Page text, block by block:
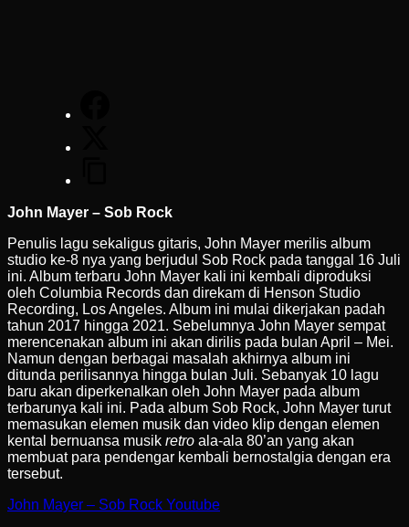
John Mayer – Sob Rock
Penulis lagu sekaligus gitaris, John Mayer merilis album
studio ke-8 nya yang berjudul Sob Rock pada tanggal 16 Juli
ini. Album terbaru John Mayer kali ini kembali diproduksi
oleh Columbia Records dan direkam di Henson Studio
Recording, Los Angeles. Album ini mulai dikerjakan padah
tahun 2017 hingga 2021. Sebelumnya John Mayer sempat
merencenakan album ini akan dirilis pada bulan April – Mei.
Namun dengan berbagai masalah akhirnya album ini
ditunda perilisannya hingga bulan Juli. Sebanyak 10 lagu
baru akan diperkenalkan oleh John Mayer pada album
terbarunya kali ini. Pada album Sob Rock, John Mayer turut
memasukan elemen musik dan video klip dengan elemen
kental bernuansa musik retro ala-ala 80’an yang akan
membuat para pendengar kembali bernostalgia dengan era
tersebut.
John Mayer – Sob Rock Youtube